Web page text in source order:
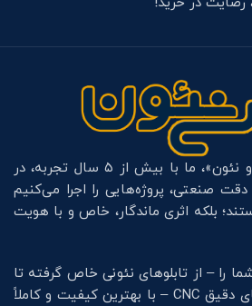
در مجموعه «سی‌ان‌سی و نئون»، ما با بیش از ۵ سال تجربه، در
صنعتی، پروژه‌هایی را اجرا می‌کنیم
بلکه اثری ماندگار، خاص و با هویت
را – از تابلوهای نئونی خاص گرفته تا
سقف‌های تایل و برش‌های دقیق CNC – با بهترین کیفیت و کاملاً